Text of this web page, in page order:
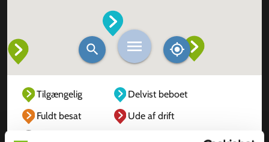
Tilgængelig
Delvist beboet
Fuldt besat
Ude af drift